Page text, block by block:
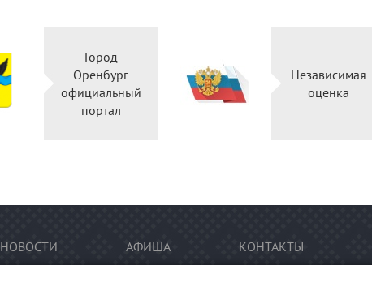
Город
Оренбург
официальный
портал
Независимая
оценка
НОВОСТИ АФИША КОНТАКТЫ